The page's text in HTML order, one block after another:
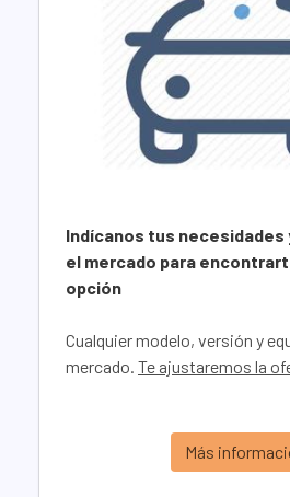
Indícanos tus
el mercado para
opción
Cualquier modelo, versión y
mercado. Te ajustaremos la
Más